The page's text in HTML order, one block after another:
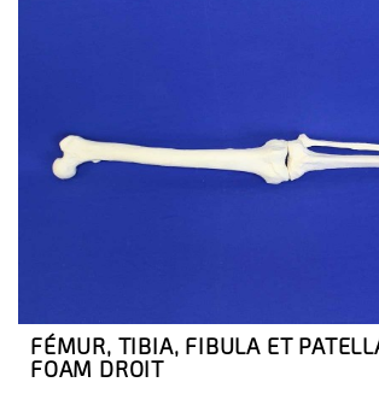
FÉMUR, TIBIA, FIBULA ET
FOAM DROIT